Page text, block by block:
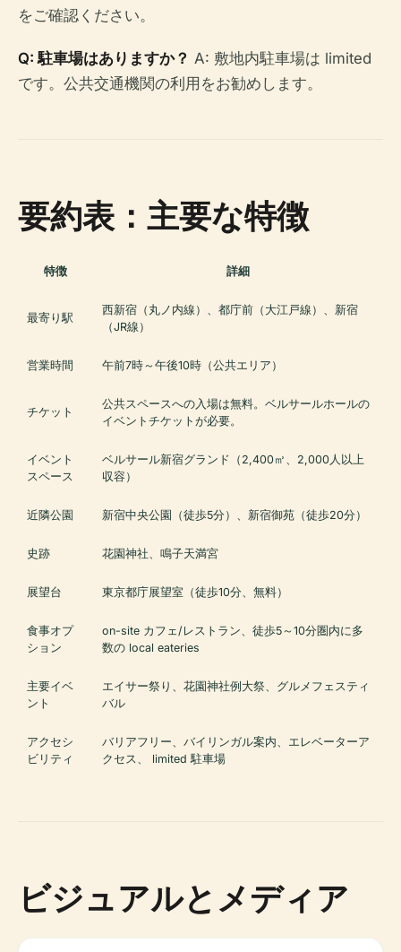
をご確認ください。
Q: 駐車場はありますか？ A: 敷地内駐車場は limited
です。公共交通機関の利用をお勧めします。
要約表：主要な特徴
特徴 詳細
最寄り駅
西新宿（丸ノ内線）、都庁前（大江戸線）、新宿
（JR線）
営業時間 午前7時～午後10時（公共エリア）
チケット
公共スペースへの入場は無料。ベルサールホールの
イベントチケットが必要。
イベント
スペース
ベルサール新宿グランド（2,400㎡、2,000人以上
収容）
近隣公園 新宿中央公園（徒歩5分）、新宿御苑（徒歩20分）
史跡 花園神社、鳴子天満宮
展望台 東京都庁展望室（徒歩10分、無料）
食事オプ
ション
on-site カフェ/レストラン、徒歩5～10分圏内に多
数の local eateries
主要イベ
ント
エイサー祭り、花園神社例大祭、グルメフェスティ
バル
アクセシ
ビリティ
バリアフリー、バイリンガル案内、エレベーターア
クセス、 limited 駐車場
ビジュアルとメディア